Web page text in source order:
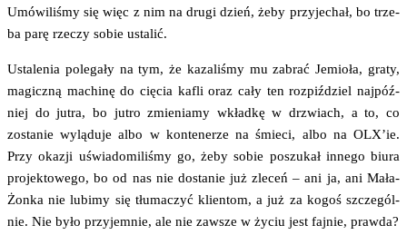
Umó­wi­li­śmy się więc z nim na dru­gi dzień, żeby przy­je­chał, bo trze­
ba parę rze­czy sobie ustalić.
Usta­le­nia pole­ga­ły na tym, że kaza­li­śmy mu zabrać Jemio­ła, gra­ty,
magicz­ną machi­nę do cię­cia kafli oraz cały ten roz­piź­dziel naj­póź­
niej do jutra, bo jutro zmie­nia­my wkład­kę w drzwiach, a to, co
zosta­nie wylą­du­je albo w kon­te­ne­rze na śmie­ci, albo na OLX’ie.
Przy oka­zji uświa­do­mi­li­śmy go, żeby sobie poszu­kał inne­go biu­ra
pro­jek­to­we­go, bo od nas nie dosta­nie już zle­ceń – ani ja, ani Mała­
Żon­ka nie lubi­my się tłu­ma­czyć klien­tom, a już za kogoś szcze­gól­
nie. Nie było przy­jem­nie, ale nie zawsze w życiu jest faj­nie, prawda?